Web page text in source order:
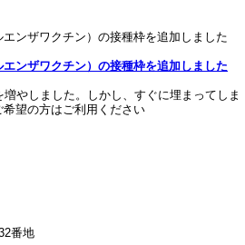
ンザワクチン）の接種枠を追加しました
ンザワクチン）の接種枠を追加しました
やしました。しかし、すぐに埋まってしま
望の方はご利用ください
番地